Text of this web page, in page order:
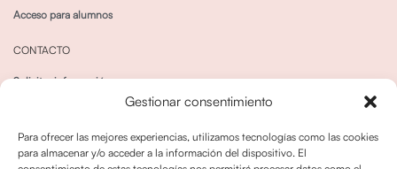
Gestionar consentimiento
Para ofrecer las mejores experiencias, utilizamos tecnologías como las cookies
para almacenar y/o acceder a la información del dispositivo. El
Acceso para alumnos
CONTACTO
Solicitar información